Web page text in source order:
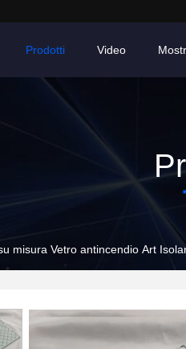
Prodotti Video
misura Vetro antincendio Art